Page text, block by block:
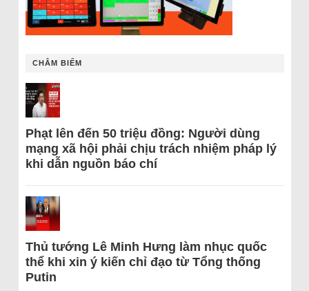
CHÂM BIẾM
Phạt lên đến 50 triệu đồng: Người dùng
mạng xã hội phải chịu trách nhiệm pháp lý
khi dẫn nguồn báo chí
Thủ tướng Lê Minh Hưng làm nhục quốc
thể khi xin ý kiến chỉ đạo từ Tổng thống
Putin